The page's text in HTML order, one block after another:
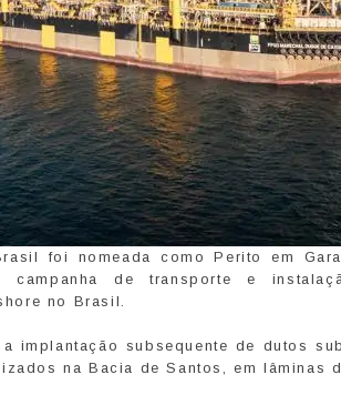
foi nomeada como Perito em
de transporte e
no Brasil.
implantação subsequente de dutos
na Bacia de Santos, em lâminas